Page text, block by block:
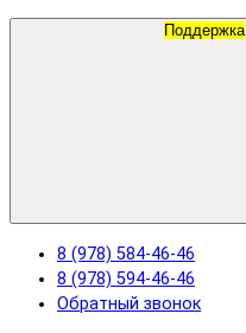
Поддержка
8 (978) 584-46-46
8 (978) 594-46-46
Обратный звонок